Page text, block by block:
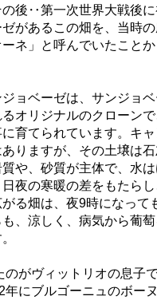
後‥第一次世界大戦後に
があるこの畑を、当時
ネ」と呼んでいたこと
ョベーゼは、サンジョベ
オリジナルのクローン
育てられています。キ
りますが、その土壌は
や、砂質が主体で、水
夜の寒暖の差をもたら
る畑は、夜9時になって
、涼しく、病気から葡
がヴィットリオの息子
年にブルゴーニュのボー